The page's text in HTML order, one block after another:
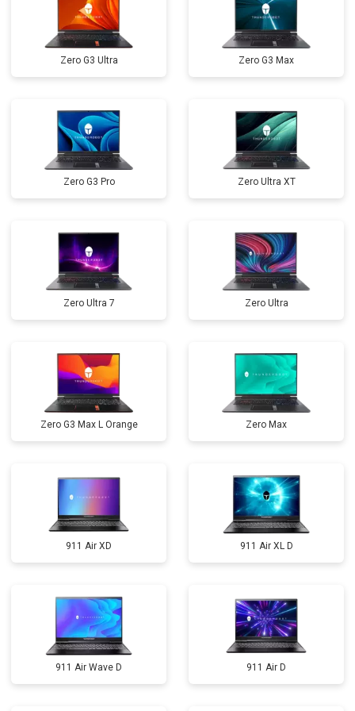
Замена микрофона от 2600 ₽ Заказать
Прошивка BIOS от 1500 ₽ Заказать
Замена северного моста от 3500 ₽
Zero G3 Ultra Zero G3 Max
Zero G3 Pro Zero Ultra XT
Zero Ultra 7 Zero Ultra
Zero G3 Max L Orange Zero Max
911 Air XD 911 Air XL D
911 Air Wave D 911 Air D